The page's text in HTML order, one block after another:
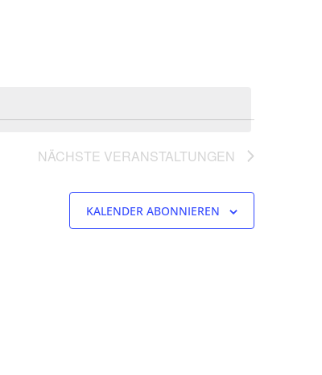
NÄCHSTE VERANSTALTUNGEN
KALENDER ABONNIEREN